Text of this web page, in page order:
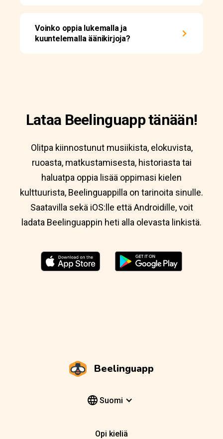
Voinko oppia lukemalla ja
kuuntelemalla äänikirjoja?
Lataa Beelinguapp tänään!
Olitpa kiinnostunut musiikista, elokuvista,
ruoasta, matkustamisesta, historiasta tai
haluatpa oppia lisää oppimasi kielen
kulttuurista, Beelinguappilla on tarinoita sinulle.
Saatavilla sekä iOS:lle että Androidille, voit
ladata Beelinguappin heti alla olevasta linkistä.
Beelinguapp
Suomi
Opi kieliä